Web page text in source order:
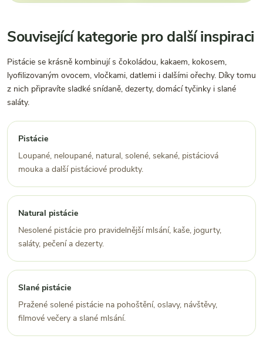
Související kategorie pro další inspiraci
Pistácie se krásně kombinují s čokoládou, kakaem, kokosem,
lyofilizovaným ovocem, vločkami, datlemi i dalšími ořechy. Díky tomu
z nich připravíte sladké snídaně, dezerty, domácí tyčinky i slané
saláty.
Pistácie
Loupané, neloupané, natural, solené, sekané, pistáciová
mouka a další pistáciové produkty.
Natural pistácie
Nesolené pistácie pro pravidelnější mlsání, kaše, jogurty,
saláty, pečení a dezerty.
Slané pistácie
Pražené solené pistácie na pohoštění, oslavy, návštěvy,
filmové večery a slané mlsání.